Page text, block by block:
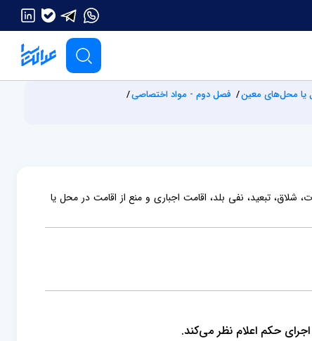
یا محل‌های معین
فصل دوم - مواد اختصاصی
تبعید، نفی بلد، اقامت اجباری و منع از اقامت در محل یا
حکم اعلام نظر می‌کند.